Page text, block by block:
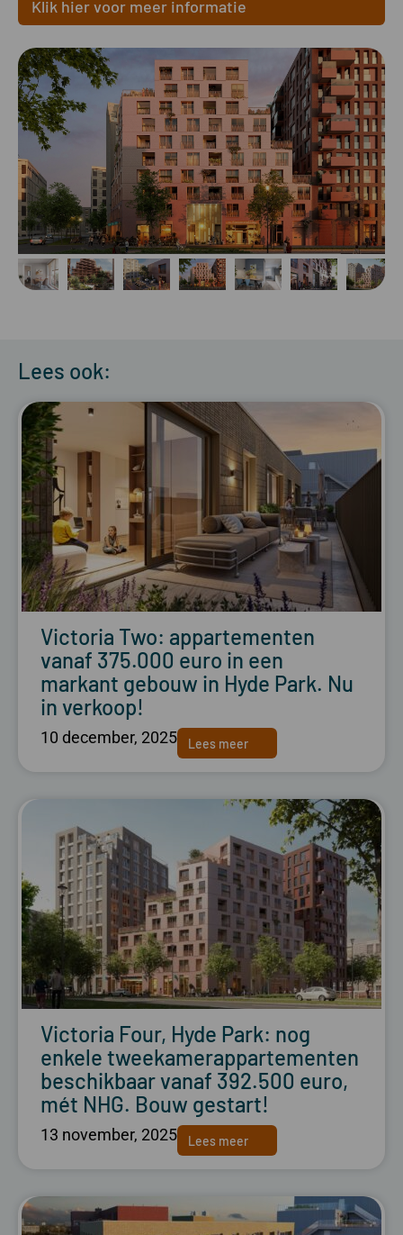
Klik hier voor meer informatie
Lees ook:
Victoria Two: appartementen
vanaf 375.000 euro in een
markant gebouw in Hyde Park. Nu
in verkoop!
10 december, 2025 Lees meer
Victoria Four, Hyde Park: nog
enkele tweekamerappartementen
beschikbaar vanaf 392.500 euro,
mét NHG. Bouw gestart!
13 november, 2025 Lees meer